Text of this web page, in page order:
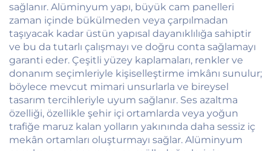
sağlanır. Alüminyum yapı, büyük cam panelleri
zaman içinde bükülmeden veya çarpılmadan
taşıyacak kadar üstün yapısal dayanıklılığa sahiptir
ve bu da tutarlı çalışmayı ve doğru conta sağlamayı
garanti eder. Çeşitli yüzey kaplamaları, renkler ve
donanım seçimleriyle kişiselleştirme imkânı sunulur;
böylece mevcut mimari unsurlarla ve bireysel
tasarım tercihleriyle uyum sağlanır. Ses azaltma
özelliği, özellikle şehir içi ortamlarda veya yoğun
trafiğe maruz kalan yolların yakınında daha sessiz iç
mekân ortamları oluşturmayı sağlar. Alüminyum